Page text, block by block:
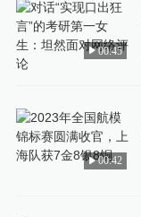
00:45
00:42